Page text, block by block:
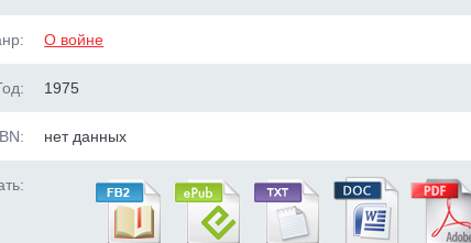
О войне
1975
нет данных